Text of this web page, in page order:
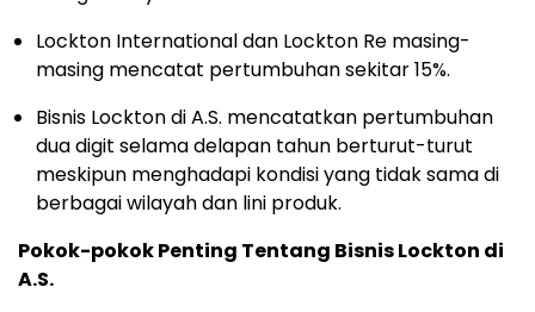
Lockton International dan Lockton Re masing-
masing mencatat pertumbuhan sekitar 15%.
Bisnis Lockton di A.S. mencatatkan pertumbuhan
dua digit selama delapan tahun berturut-turut
meskipun menghadapi kondisi yang tidak sama di
berbagai wilayah dan lini produk.
Pokok-pokok Penting Tentang Bisnis Lockton di
A.S.